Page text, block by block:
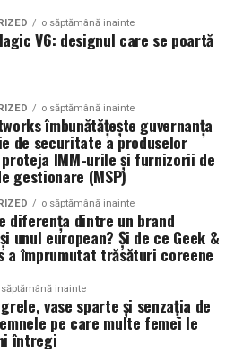
cu capacitatea de
într-o amintire
gresita poate strica
masinii este bine realizat.
la show-uri auto
Cluj, anvelopele nu sunt doar
ci si elemente vizuale. Publicul
detalii precum modul in
distanta fata de caroserie si
roata-janta.
dimensiuni corecte si uzura
imaginea profesionala a unei
cazuri, acestea completeaza
ales de proprietar, fie ca
sportiv sau minimalist.
o săptămână inainte
V6: designul care se poartă
o săptămână inainte
îmbunătățește guvernanța
de securitate a produselor
IMM-urile și furnizorii de
gestionare (MSP)
o săptămână inainte
diferența dintre un brand
unul european? Și de ce Geek &
a împrumutat trăsături coreene
săptămână inainte
vase sparte și senzația de
pe care multe femei le
întregi